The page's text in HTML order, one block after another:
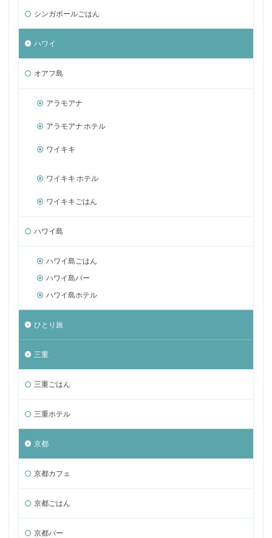
シンガポールごはん
ハワイ
オアフ島
アラモアナ
アラモアナ ホテル
ワイキキ
ワイキキ ホテル
ワイキキごはん
ハワイ島
ハワイ島ごはん
ハワイ島バー
ハワイ島ホテル
ひとり旅
三重
三重ごはん
三重ホテル
京都
京都カフェ
京都ごはん
京都バー